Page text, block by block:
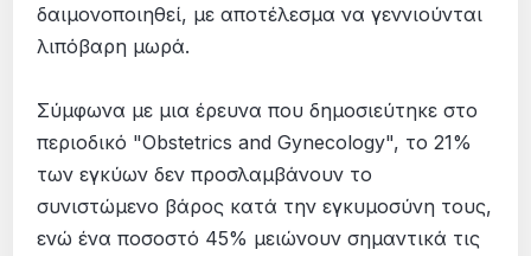
δαιμονοποιηθεί, με αποτέλεσμα να γεννιούνται
λιπόβαρη μωρά.
Σύμφωνα με μια έρευνα που δημοσιεύτηκε στο
περιοδικό "Obstetrics and Gynecology", το 21%
των εγκύων δεν προσλαμβάνουν το
συνιστώμενο βάρος κατά την εγκυμοσύνη τους,
ενώ ένα ποσοστό 45% μειώνουν σημαντικά τις